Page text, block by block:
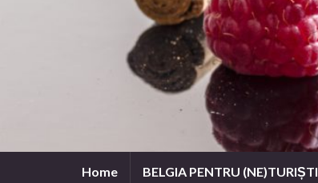
Home BELGIA PENTRU (NE)TURIȘTI